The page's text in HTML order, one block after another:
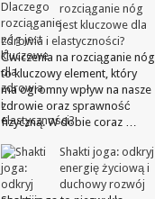
rozciąganie nóg
jest kluczowe dla
zdrowia i elastyczności?
Ćwiczenia na rozciąganie nóg
to kluczowy element, który
ma ogromny wpływ na nasze
zdrowie oraz sprawność
fizyczną. W dobie coraz …
Shakti joga: odkryj
energię życiową i
duchowy rozwój